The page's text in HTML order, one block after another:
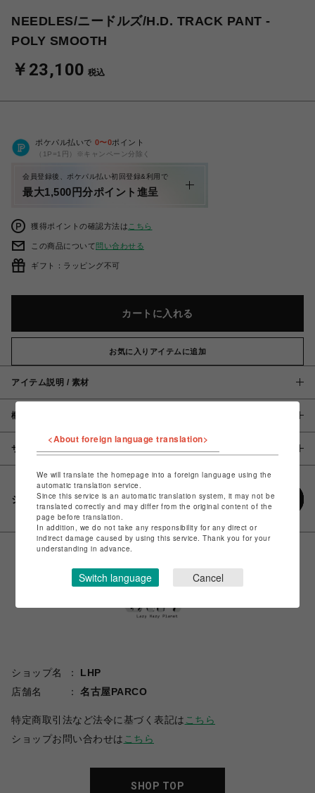
NEEDLES/ニードルズ/H.D. TRACK PANT -
POLY SMOOTH
￥23,100 税込
ポケパル払いで 0〜0ポイント
（1P=1円）※キャンペーン分除く
会員登録後、ポケパル払い初回登録&利用で
最大1,500円分ポイント進呈
獲得ポイントの確認方法は こちら
この商品について問い合わせる
ギフト：ラッピング不可
カートに入れる
お気に入りアイテムに追加
アイテム説明 / 素材
概要
サイズ
シェアする
ショップ名
LHP
店舗名
名古屋PARCO
特定商取引法など法令に基づく表記は こちら
ショップお問い合わせは こちら
SHOP TOP
<About foreign language translation>
We will translate the homepage into a foreign language using the
automatic translation service.
Since this service is an automatic translation system, it may not be
translated correctly and may differ from the original content of the
page before translation.
In addition, we do not take any responsibility for any direct or
indirect damage caused by using this service. Thank you for your
understanding in advance.
Switch language Cancel